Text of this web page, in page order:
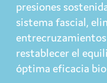
presiones
sistema fascial,
entrecruzamientos
restablecer el
óptima eficacia